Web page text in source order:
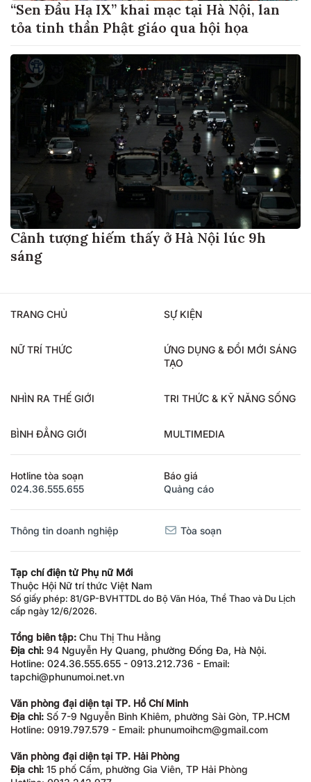
“Sen Đầu Hạ IX” khai mạc tại Hà Nội, lan
tỏa tinh thần Phật giáo qua hội họa
Cảnh tượng hiếm thấy ở Hà Nội lúc 9h
sáng
TRANG CHỦ SỰ KIỆN
NỮ TRÍ THỨC
ỨNG DỤNG & ĐỔI MỚI SÁNG
TẠO
NHÌN RA THẾ GIỚI TRI THỨC & KỸ NĂNG SỐNG
BÌNH ĐẲNG GIỚI MULTIMEDIA
Hotline tòa soạn
024.36.555.655
Báo giá
Quảng cáo
Thông tin doanh nghiệp Tòa soạn
Tạp chí điện tử Phụ nữ Mới
Thuộc Hội Nữ trí thức Việt Nam
Số giấy phép: 81/GP-BVHTTDL do Bộ Văn Hóa, Thể Thao và Du Lịch
cấp ngày 12/6/2026.
Tổng biên tập: Chu Thị Thu Hằng
Địa chỉ: 94 Nguyễn Hy Quang, phường Đống Đa, Hà Nội.
Hotline: 024.36.555.655 - 0913.212.736 - Email:
tapchi@phunumoi.net.vn
Văn phòng đại diện tại TP. Hồ Chí Minh
Địa chỉ: Số 7-9 Nguyễn Bỉnh Khiêm, phường Sài Gòn, TP.HCM
Hotline: 0919.797.579 - Email: phunumoihcm@gmail.com
Văn phòng đại diện tại TP. Hải Phòng
Địa chỉ: 15 phố Cấm, phường Gia Viên, TP Hải Phòng